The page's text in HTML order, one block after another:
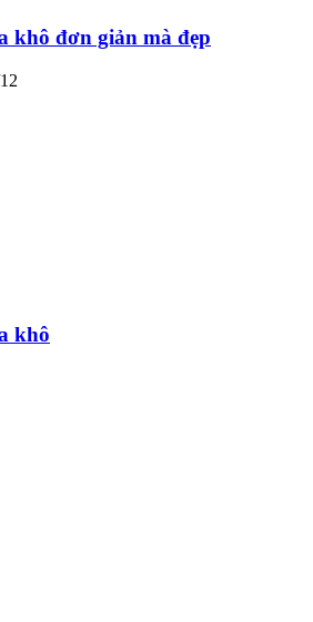
khô đơn giản mà đẹp
khô